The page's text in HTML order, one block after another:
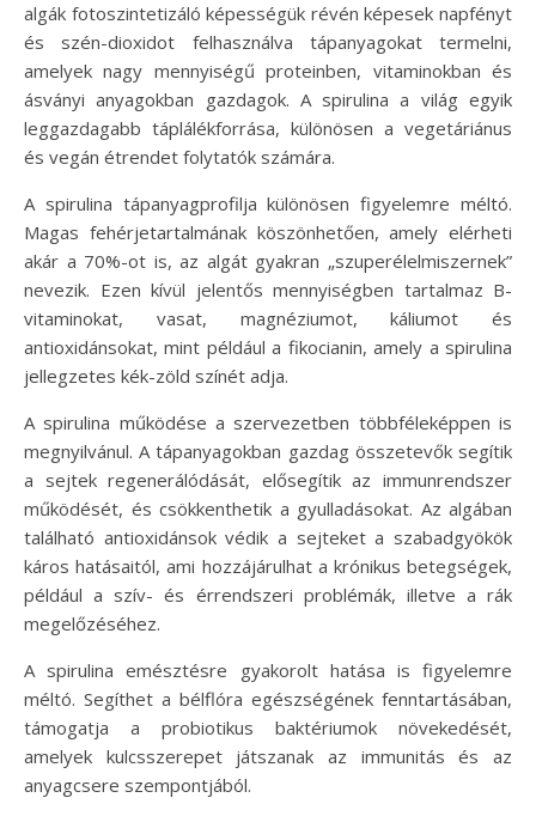
algák fotoszintetizáló képességük révén képesek napfényt
és szén-dioxidot felhasználva tápanyagokat termelni,
amelyek nagy mennyiségű proteinben, vitaminokban és
ásványi anyagokban gazdagok. A spirulina a világ egyik
leggazdagabb táplálékforrása, különösen a vegetáriánus
és vegán étrendet folytatók számára.
A spirulina tápanyagprofilja különösen figyelemre méltó.
Magas fehérjetartalmának köszönhetően, amely elérheti
akár a 70%-ot is, az algát gyakran „szuperélelmiszernek”
nevezik. Ezen kívül jelentős mennyiségben tartalmaz B-
vitaminokat, vasat, magnéziumot, káliumot és
antioxidánsokat, mint például a fikocianin, amely a spirulina
jellegzetes kék-zöld színét adja.
A spirulina működése a szervezetben többféleképpen is
megnyilvánul. A tápanyagokban gazdag összetevők segítik
a sejtek regenerálódását, elősegítik az immunrendszer
működését, és csökkenthetik a gyulladásokat. Az algában
található antioxidánsok védik a sejteket a szabadgyökök
káros hatásaitól, ami hozzájárulhat a krónikus betegségek,
például a szív- és érrendszeri problémák, illetve a rák
megelőzéséhez.
A spirulina emésztésre gyakorolt hatása is figyelemre
méltó. Segíthet a bélflóra egészségének fenntartásában,
támogatja a probiotikus baktériumok növekedését,
amelyek kulcsszerepet játszanak az immunitás és az
anyagcsere szempontjából.